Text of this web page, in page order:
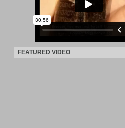
FEATURED VIDEO